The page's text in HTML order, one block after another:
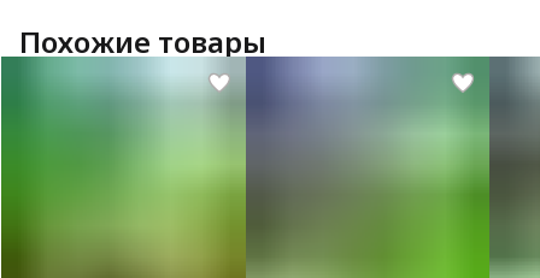
Похожие товары